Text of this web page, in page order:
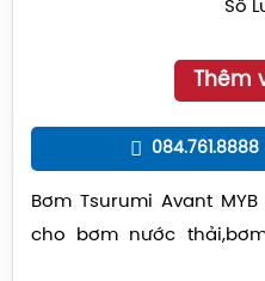
Số
Thêm
084.761.8888
Bơm Tsurumi Avant
cho bơm nước